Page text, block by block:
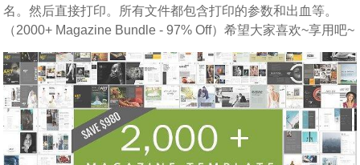
名。然后直接打印。所有文件都包含打印的参数和出血等。
（2000+ Magazine Bundle - 97% Off）希望大家喜欢~享用吧~